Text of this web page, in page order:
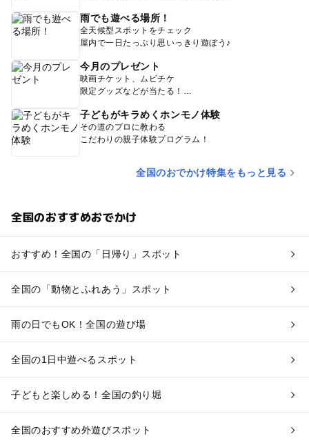
雨でも遊べる場所！
全天候型スポットをチェック
屋内で一日たっぷり思いっきり遊ぼう♪
今月のプレゼント
映画チケット、ムビチケ
限定グッズなどが当たる！
子どもがキラめくホンモノ体験
その道のプロに教わる
こだわりの親子体験プログラム！
全国のおでかけ特集をもっと見る
全国のおすすめおでかけ
おすすめ！全国の「日帰り」スポット
全国の「動物とふれあう」スポット
雨の日でもOK！全国の遊び場
全国の1日中遊べるスポット
子どもと楽しめる！全国の釣り堀
全国のおすすめ外遊びスポット